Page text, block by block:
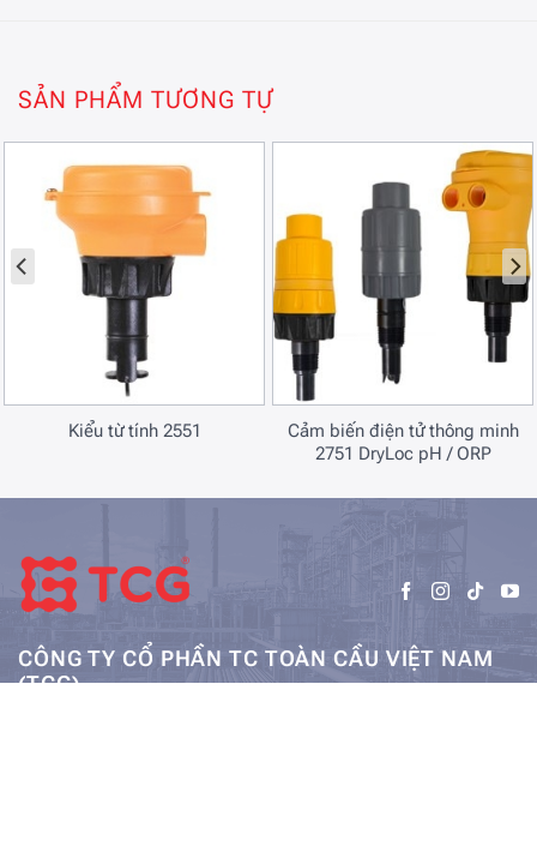
SẢN PHẨM TƯƠNG TỰ
Kiểu từ tính 2551
Cảm biến điện tử thông minh
2751 DryLoc pH / ORP
CÔNG TY CỔ PHẦN TC TOÀN CẦU VIỆT NAM
(TCG)